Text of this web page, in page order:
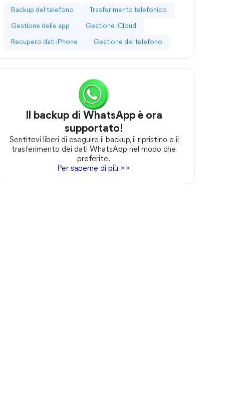
Backup del telefono Trasferimento telefonico
Gestione delle app Gestione iCloud
Recupero dati iPhone Gestione del telefono
Il backup di WhatsApp è ora
supportato!
Sentitevi liberi di eseguire il backup, il ripristino e il
trasferimento dei dati WhatsApp nel modo che
preferite.
Per saperne di più >>